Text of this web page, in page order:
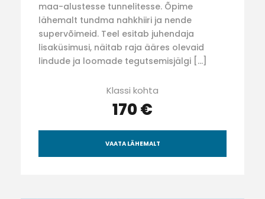
maa-alustesse tunnelitesse. Õpime
lähemalt tundma nahkhiiri ja nende
supervõimeid. Teel esitab juhendaja
lisaküsimusi, näitab raja ääres olevaid
lindude ja loomade tegutsemisjälgi […]
Klassi kohta
170 €
VAATA LÄHEMALT